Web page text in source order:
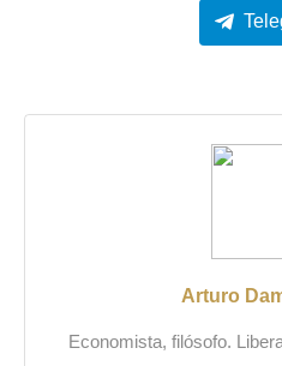
Arturo
Economista, filósofo.